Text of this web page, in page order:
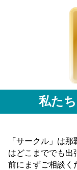
私た
「サークル」は
はどこまででも出
前にまずご相談く